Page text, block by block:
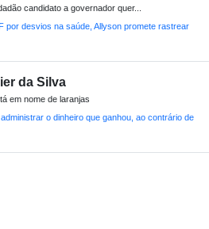
candidato a governador quer...
por desvios na saúde, Allyson promete rastrear
da Silva
em nome de laranjas
o dinheiro que ganhou, ao contrário de